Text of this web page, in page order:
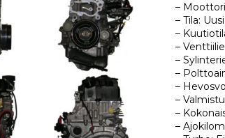
–
– Tila: Uusi
–
–
–
–
–
–
–
–